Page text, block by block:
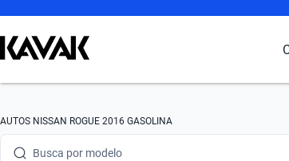
AUTOS NISSAN ROGUE 2016 GASOLINA
Busca por marca
Busca por modelo